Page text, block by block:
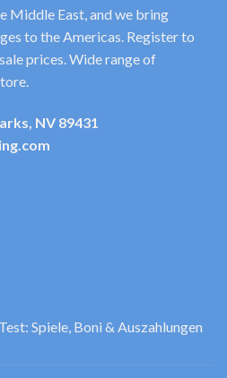
Middle East, and we bring
to the Americas. Register to
prices. Wide range of
NV 89431
Spiele, Boni & Auszahlungen